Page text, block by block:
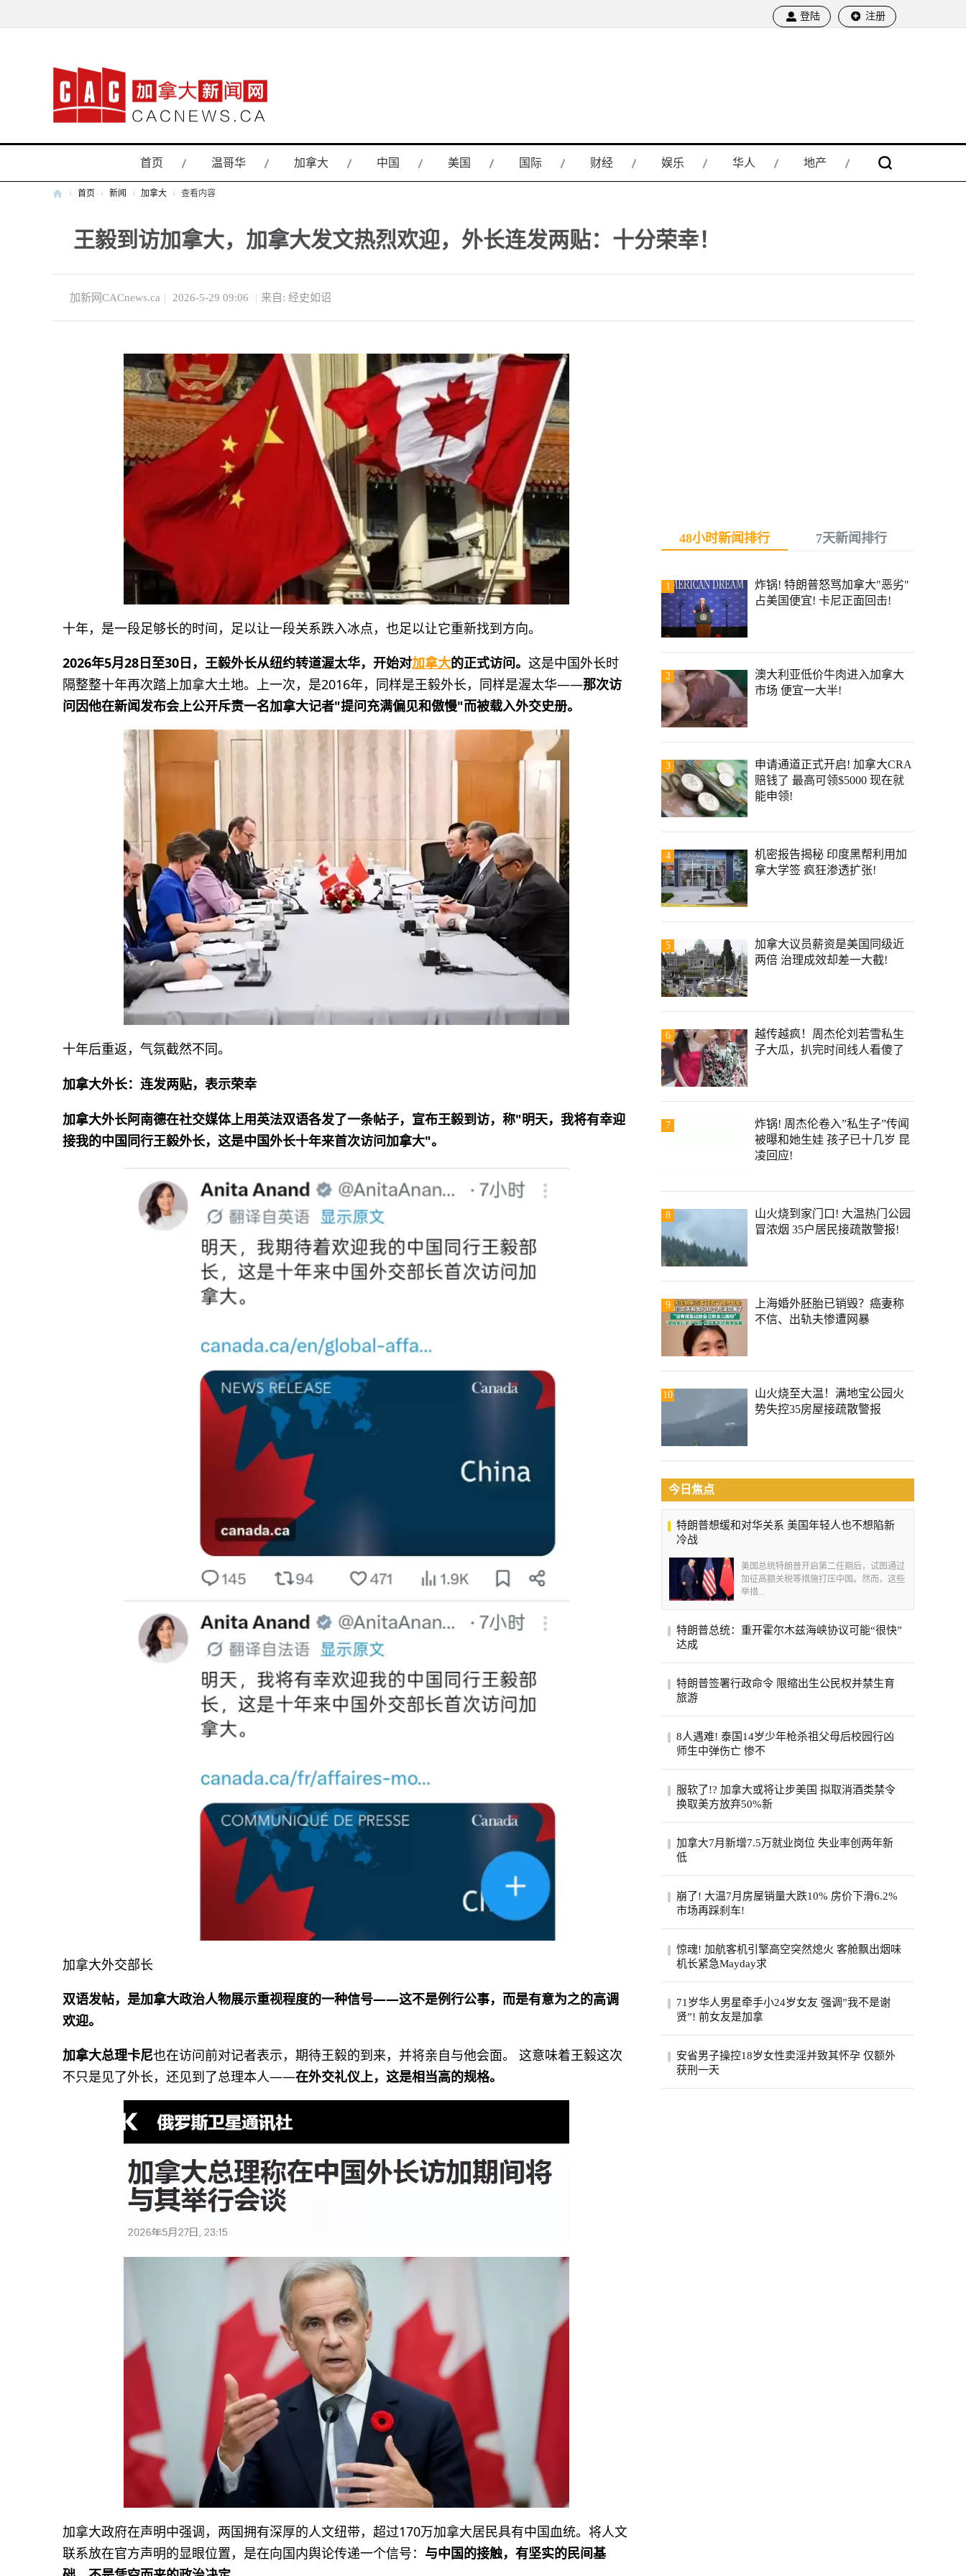
登陆 注册
首页 温哥华 加拿大 中国 美国 国际 财经 娱乐 华人 地产
新
网
› 首页 › 新闻 › 加拿大 › 查看内容
王毅到访加拿大，加拿大发文热烈欢迎，外长连发两贴：十分荣幸！
加新网CACnews.ca | 2026-5-29 09:06 | 来自: 经史如诏
十年，是一段足够长的时间，足以让一段关系跌入冰点，也足以让它重新找到方向。
2026年5月28日至30日，王毅外长从纽约转道渥太华，开始对加拿大的正式访问。 这是中国外长时
隔整整十年再次踏上加拿大土地。上一次，是2016年，同样是王毅外长，同样是渥太华——那次访
问因他在新闻发布会上公开斥责一名加拿大记者"提问充满偏见和傲慢"而被载入外交史册。
十年后重返，气氛截然不同。
加拿大外长：连发两贴，表示荣幸
加拿大外长阿南德在社交媒体上用英法双语各发了一条帖子，宣布王毅到访，称"明天，我将有幸迎
接我的中国同行王毅外长，这是中国外长十年来首次访问加拿大"。
加拿大外交部长
双语发帖，是加拿大政治人物展示重视程度的一种信号——这不是例行公事，而是有意为之的高调
欢迎。
加拿大总理卡尼也在访问前对记者表示，期待王毅的到来，并将亲自与他会面。 这意味着王毅这次
不只是见了外长，还见到了总理本人——在外交礼仪上，这是相当高的规格。
加拿大政府在声明中强调，两国拥有深厚的人文纽带，超过170万加拿大居民具有中国血统。将人文
联系放在官方声明的显眼位置，是在向国内舆论传递一个信号： 与中国的接触，有坚实的民间基
48小时新闻排行 7天新闻排行
1
炸锅! 特朗普怒骂加拿大"恶劣"
占美国便宜! 卡尼正面回击!
2
澳大利亚低价牛肉进入加拿大
市场 便宜一大半!
3
申请通道正式开启! 加拿大CRA
赔钱了 最高可领$5000 现在就
能申领!
4
机密报告揭秘 印度黑帮利用加
拿大学签 疯狂渗透扩张!
5
加拿大议员薪资是美国同级近
两倍 治理成效却差一大截!
6
越传越疯！周杰伦刘若雪私生
子大瓜，扒完时间线人看傻了
7
炸锅! 周杰伦卷入”私生子”传闻
被曝和她生娃 孩子已十几岁 昆
凌回应!
8
山火烧到家门口! 大温热门公园
冒浓烟 35户居民接疏散警报!
9
上海婚外胚胎已销毁？癌妻称
不信、出轨夫惨遭网暴
10
山火烧至大温！满地宝公园火
势失控35房屋接疏散警报
今日焦点
特朗普想缓和对华关系 美国年轻人也不想陷新
冷战
美国总统特朗普开启第二任期后，试图通过
加征高额关税等措施打压中国。然而，这些
举措...
特朗普总统：重开霍尔木兹海峡协议可能“很快”
达成
“很快”达成https://t.co/DK5QhxwU0j — 美...
特朗普签署行政命令 限缩出生公民权并禁生育
旅游
大不适用属地主义国籍的定义，并禁止“生
育旅...
8人遇难! 泰国14岁少年枪杀祖父母后校园行凶
师生中弹伤亡 惨不
火，造成8人遇难、多人受伤，枪手随后自
杀。...
服软了!? 加拿大或将让步美国 拟取消酒类禁令
换取美方放弃50%新
制品和汽车关税，寻求美方取消50%新关税
加拿大7月新增7.5万就业岗位 失业率创两年新
低
6.4%的两年最低。安大略省贡献最大，青年
就业...
崩了! 大温7月房屋销量大跌10% 房价下滑6.2%
市场再踩刹车!
迹象，7月马上又踩了刹车。大温地产经纪
协会最...
惊魂! 加航客机引擎高空突然熄火 客舱飘出烟味
机长紧急Mayday求
就要抵达目的地，机舱里却突然冒出烟味，
一号...
71岁华人男星牵手小24岁女友 强调”我不是谢
贤”! 前女友是加拿
顺手官宣了女友。女友陈苡㛤（童芯），比
安省男子操控18岁女性卖淫并致其怀孕 仅额外
获刑一天